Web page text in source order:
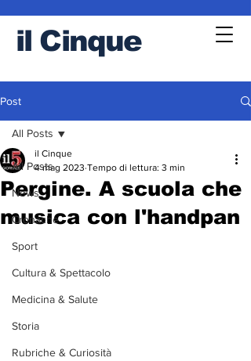
il Cinque
Post
All Posts
News
Cronache
Sport
Cultura & Spettacolo
Medicina & Salute
Storia
Rubriche & Curiosità
All Posts
Pergine. A scuola che
musica con l'handpan
il Cinque
4 mag 2023 Tempo di lettura: 3 min